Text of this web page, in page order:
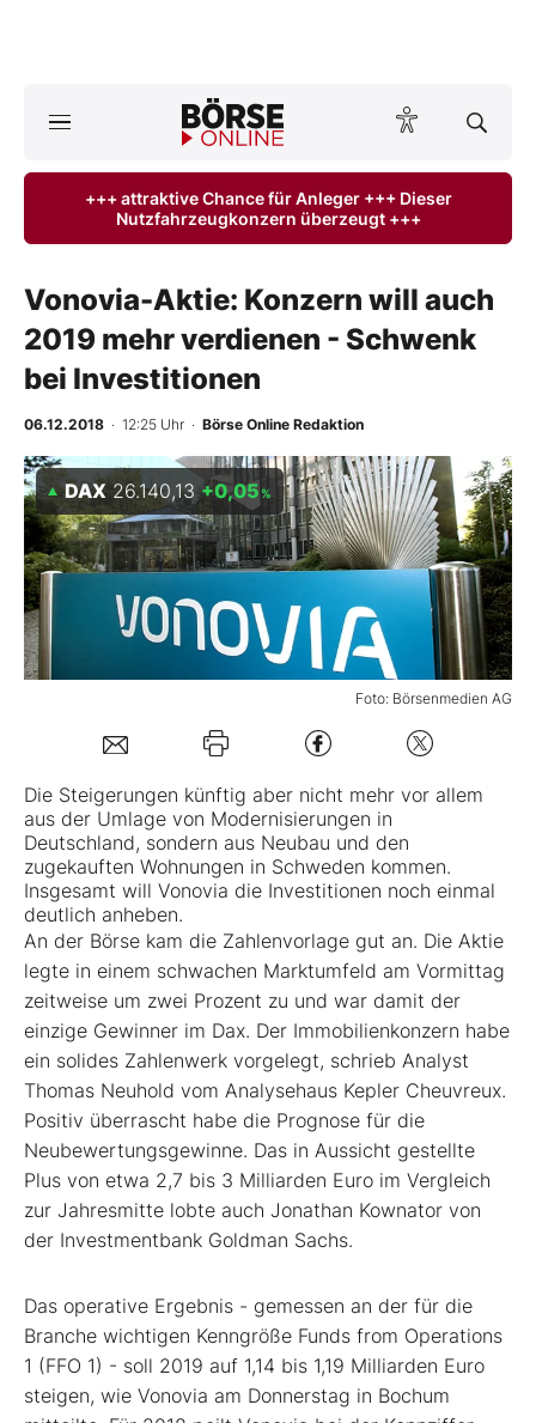
ktuelle Ausgabe BÖRSE ONLINE lesen
Anlageprodukte
Finanz-Check
BO-Musterdepots
Experten
Mein B:O
Folgen Sie uns
Kontakt
+++ attraktive Chance für Anleger +++ Dieser
Nutzfahrzeugkonzern überzeugt +++
Vonovia-Aktie: Konzern will auch
2019 mehr verdienen - Schwenk
bei Investitionen
06.12.2018 · 12:25 Uhr · Börse Online Redaktion
Foto: Börsenmedien AG
DAX 26.140,13 +0,05 %
Die Steigerungen künftig aber nicht mehr vor allem
aus der Umlage von Modernisierungen in
Deutschland, sondern aus Neubau und den
zugekauften Wohnungen in Schweden kommen.
Insgesamt will Vonovia die Investitionen noch einmal
deutlich anheben.
An der Börse kam die Zahlenvorlage gut an. Die Aktie
legte in einem schwachen Marktumfeld am Vormittag
zeitweise um zwei Prozent zu und war damit der
einzige Gewinner im Dax. Der Immobilienkonzern habe
ein solides Zahlenwerk vorgelegt, schrieb Analyst
Thomas Neuhold vom Analysehaus Kepler Cheuvreux.
Positiv überrascht habe die Prognose für die
Neubewertungsgewinne. Das in Aussicht gestellte
Plus von etwa 2,7 bis 3 Milliarden Euro im Vergleich
zur Jahresmitte lobte auch Jonathan Kownator von
der Investmentbank Goldman Sachs.
Das operative Ergebnis - gemessen an der für die
Branche wichtigen Kenngröße Funds from Operations
1 (FFO 1) - soll 2019 auf 1,14 bis 1,19 Milliarden Euro
steigen, wie Vonovia am Donnerstag in Bochum